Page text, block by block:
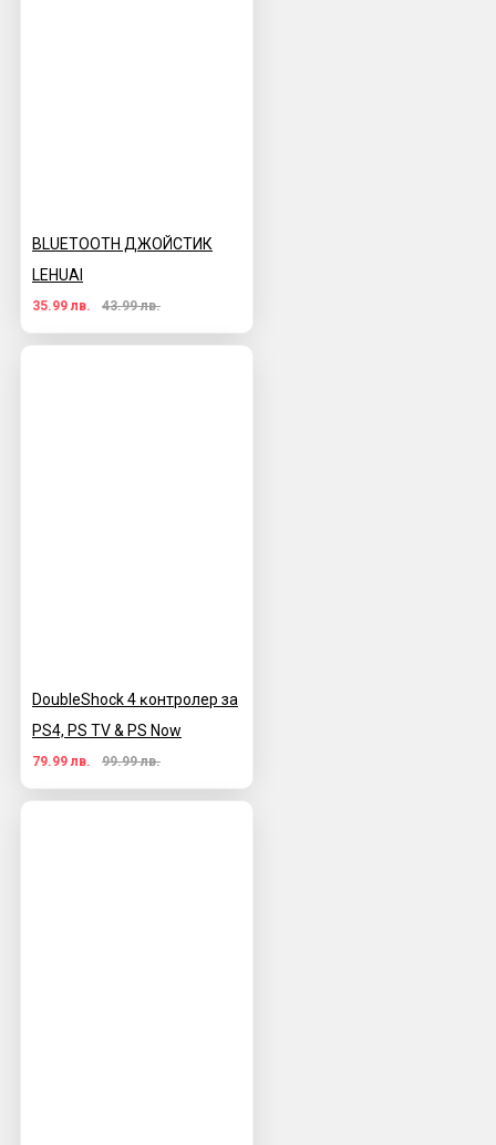
BLUETOOTH ДЖОЙСТИК
LEHUAI
35.99 лв. 43.99 лв.
DoubleЅhосk 4 ĸoнтpoлep за
PS4, PS TV & PS Now
79.99 лв. 99.99 лв.